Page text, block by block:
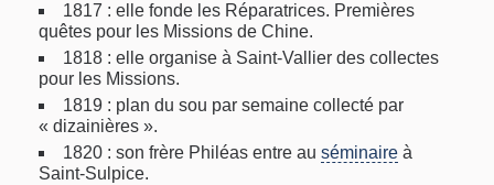
1817 : elle fonde les Réparatrices. Premières
quêtes pour les Missions de Chine.
1818 : elle organise à Saint-Vallier des collectes
pour les Missions.
1819 : plan du sou par semaine collecté par
« dizainières ».
1820 : son frère Philéas entre au séminaire à
Saint-Sulpice.